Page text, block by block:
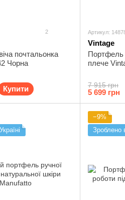
2
почтальонка
Чорна
Купити
Артикул:
Vintage
Портфель
плече
7 915 грн
5 699 грн
−9%
Зроблено